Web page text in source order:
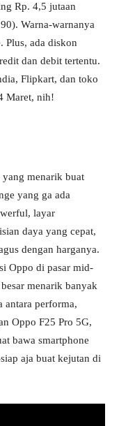
Rp. 4,5 jutaan
Warna-warnanya
Plus, ada diskon
dan debit tertentu.
Flipkart, dan toko
Maret, nih!
menarik buat
yang ga ada
layar
daya yang cepat,
dengan harganya.
Oppo di pasar mid-
menarik banyak
antara performa,
Oppo F25 Pro 5G,
bawa smartphone
aja buat kejutan di